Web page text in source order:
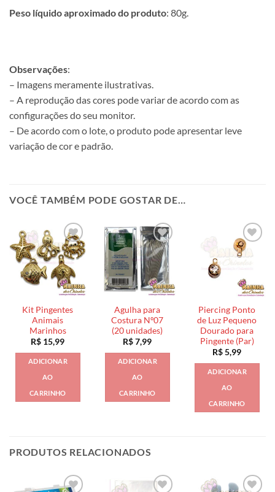
Peso líquido aproximado do produto: 80g.
Observações:
– Imagens meramente ilustrativas.
– A reprodução das cores pode variar de acordo com as
configurações do seu monitor.
– De acordo com o lote, o produto pode apresentar leve
variação de cor e padrão.
VOCÊ TAMBÉM PODE GOSTAR DE…
Kit Pingentes
Animais
Marinhos
R$ 15,99
ADICIONAR
AO
CARRINHO
Agulha para
Costura Nº07
(20 unidades)
R$7,99
ADICIONAR
AO
CARRINHO
Piercing Ponto
de Luz Pequeno
Dourado para
Pingente (Par)
R$5,99
ADICIONAR
AO
CARRINHO
PRODUTOS RELACIONADOS